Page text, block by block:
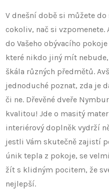
V dnešní době si můžete
cokoliv, nač si
do Vašeho obývacího
které nikdo jiný mít
škála různých předmětů.
jednoduché poznat, zda je
či ne. Dřevěné dveře
kvalitou! Jde o masitý
interiérový doplněk vydrží
jestli Vám skutečně zajistí
únik tepla z pokoje, se
žít s klidným pocitem, že
nejlepší.